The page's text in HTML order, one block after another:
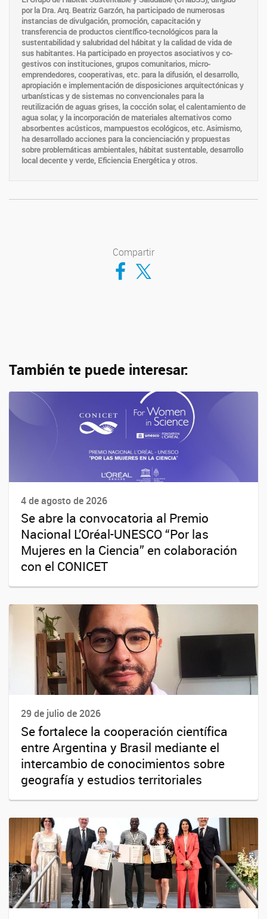
por la Dra. Arq. Beatriz Garzón, ha participado de numerosas
instancias de divulgación, promoción, capacitación y
transferencia de productos científico-tecnológicos para la
sustentabilidad y salubridad del hábitat y la calidad de vida de
sus habitantes. Ha participado en proyectos asociativos y co-
gestivos con instituciones, grupos comunitarios, micro-
emprendedores, cooperativas, etc. para la difusión, el desarrollo,
apropiación e implementación de disposiciones arquitectónicas y
urbanísticas y de sistemas no convencionales para la
reutilización de aguas grises, la cocción solar, el calentamiento de
agua solar, y la incorporación de materiales alternativos como
absorbentes acústicos, mampuestos ecológicos, etc. Asimismo,
ha desarrollado acciones para la concienciación y propuestas
sobre problemáticas ambientales, hábitat sustentable, desarrollo
local decente y verde, Eficiencia Energética y otros.
Compartir
Compartir en Facebook
Compartir en Twitter
También te puede interesar:
4 de agosto de 2026
Se abre la convocatoria al Premio
Nacional L’Oréal-UNESCO “Por las
Mujeres en la Ciencia” en colaboración
con el CONICET
29 de julio de 2026
Se fortalece la cooperación científica
entre Argentina y Brasil mediante el
intercambio de conocimientos sobre
geografía y estudios territoriales